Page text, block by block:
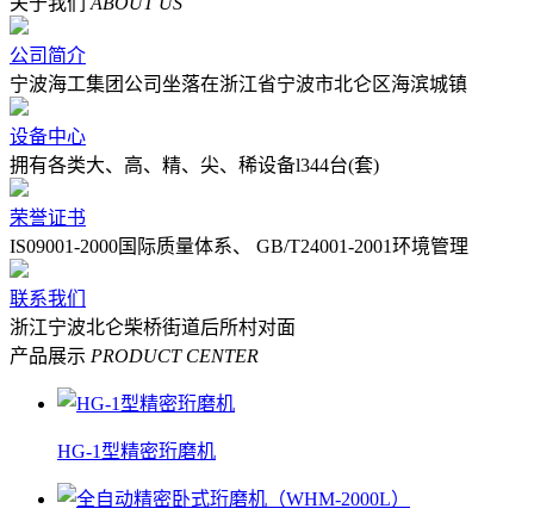
公司简介
宁波海工集团公司坐落在浙江省宁波市北仑区海滨城镇
设备中心
拥有各类大、高、精、尖、稀设备l344台(套)
荣誉证书
IS09001-2000国际质量体系、 GB/T24001-2001环境管理
联系我们
浙江宁波北仑柴桥街道后所村对面
产品展示 PRODUCT CENTER
HG-1型精密珩磨机